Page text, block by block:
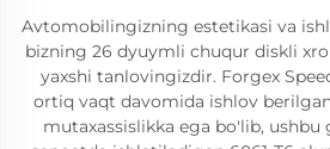
Avtomobilingizning estetikasi va
bizning 26 dyuymli chuqur diskli
yaxshi tanlovingizdir. Forgex
ortiq vaqt davomida ishlov
mutaxassislikka ega bo'lib,